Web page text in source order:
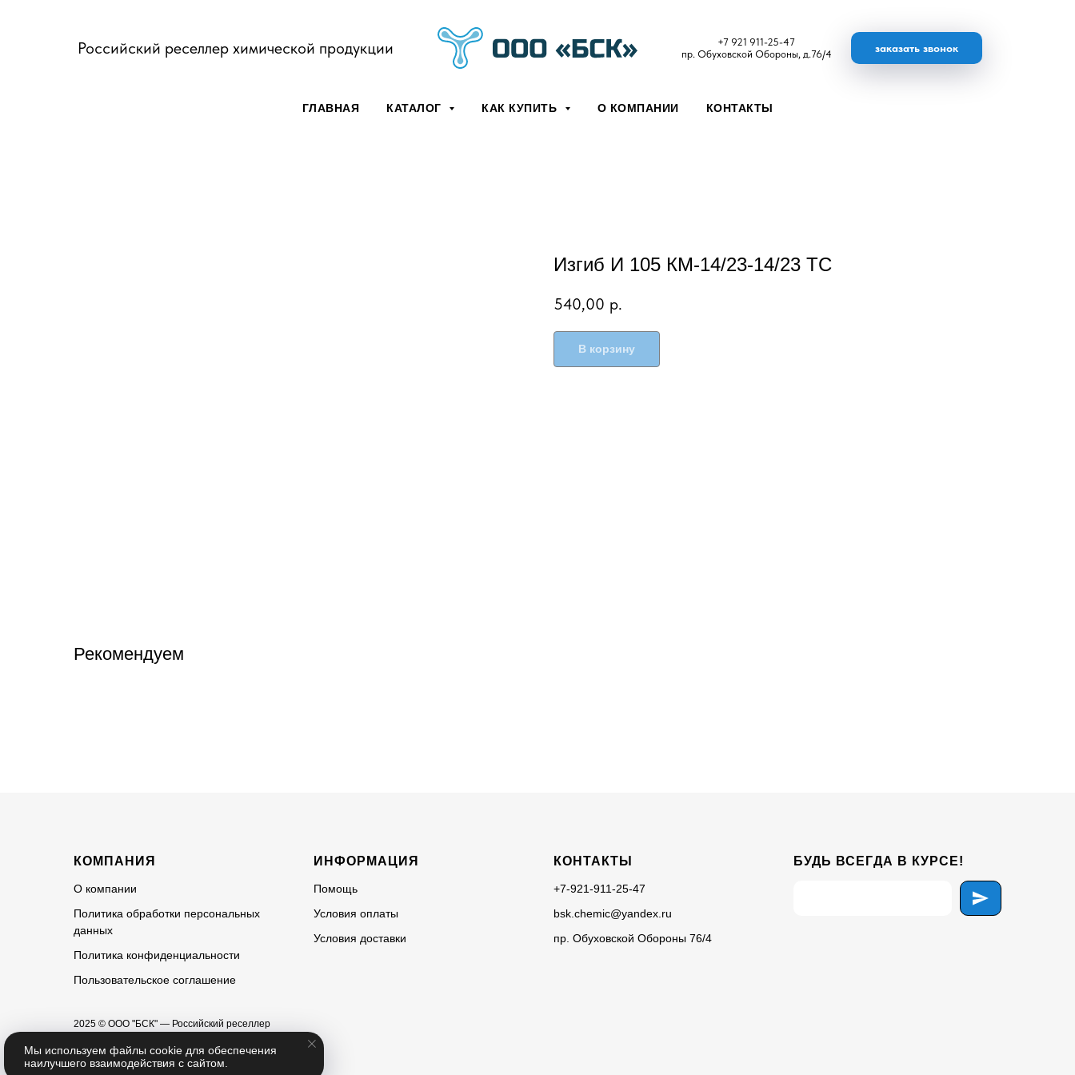
Российский реселлер химической продукции
+7 921 911-25-47
пр. Обуховской Обороны, д.76/4
заказать звонок
ГЛАВНАЯ КАТАЛОГ КАК КУПИТЬ О КОМПАНИИ КОНТАКТЫ
Изгиб И 105 КМ-14/23-14/23 ТС
540,00 р.
В корзину
Рекомендуем
Мы используем файлы cookie для обеспечения
наилучшего взаимодействия с сайтом.
КОМПАНИЯ
О компании
Политика обработки персональных
данных
Политика конфиденциальности
Пользовательское соглашение
ИНФОРМАЦИЯ
Помощь
Условия оплаты
Условия доставки
КОНТАКТЫ
+7-921-911-25-47
bsk.chemic@yandex.ru
пр. Обуховской Обороны 76/4
БУДЬ ВСЕГДА В КУРСЕ!
2025 © ООО "БСК" — Российский реселлер